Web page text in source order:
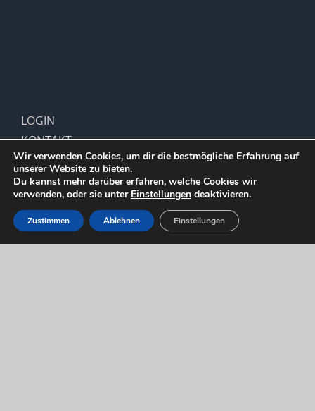
LOGIN
KONTAKT
IMPRESSUMDATENSCHUTZERKLÄRUNG
Wir verwenden Cookies, um dir die bestmögliche Erfahrung auf
unserer Website zu bieten.
Du kannst mehr darüber erfahren, welche Cookies wir
verwenden, oder sie unter Einstellungen deaktivieren.
Zustimmen Ablehnen Einstellungen